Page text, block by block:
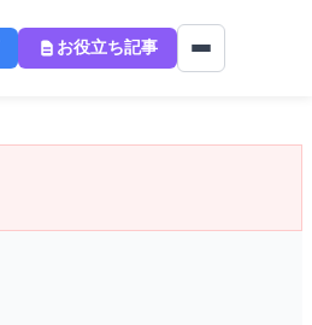
お役立ち記事